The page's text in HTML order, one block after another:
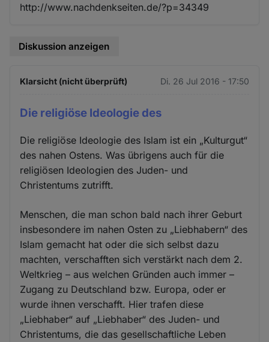
http://www.nachdenkseiten.de/?p=34349
Diskussion anzeigen
Klarsicht (nicht überprüft) Di. 26 Jul 2016 - 17:50
Die religiöse Ideologie des
Die religiöse Ideologie des Islam ist ein „Kulturgut“
des nahen Ostens. Was übrigens auch für die
religiösen Ideologien des Juden- und
Christentums zutrifft.
Menschen, die man schon bald nach ihrer Geburt
insbesondere im nahen Osten zu „Liebhabern“ des
Islam gemacht hat oder die sich selbst dazu
machten, verschafften sich verstärkt nach dem 2.
Weltkrieg – aus welchen Gründen auch immer –
Zugang zu Deutschland bzw. Europa, oder er
wurde ihnen verschafft. Hier trafen diese
„Liebhaber“ auf „Liebhaber“ des Juden- und
Christentums, die das gesellschaftliche Leben